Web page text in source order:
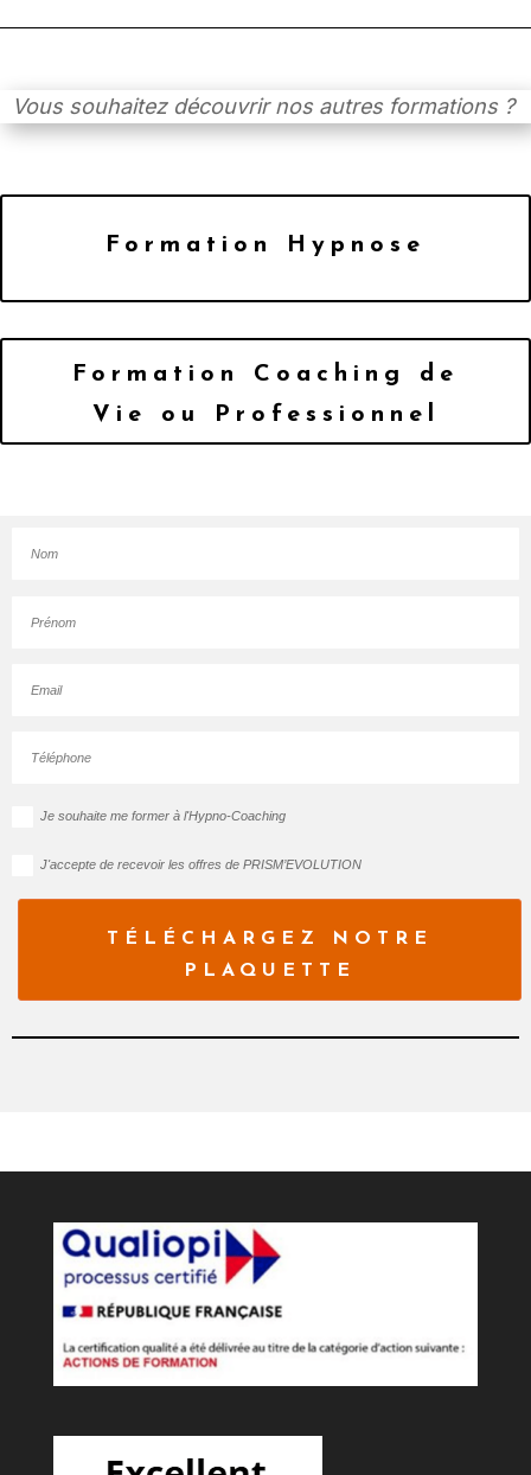
Vous souhaitez découvrir nos autres formations ?
Formation Hypnose
Formation Coaching de
Vie ou Professionnel
Je souhaite me former à l'Hypno-Coaching
J'accepte de recevoir les offres de PRISM’EVOLUTION
TÉLÉCHARGEZ NOTRE
PLAQUETTE